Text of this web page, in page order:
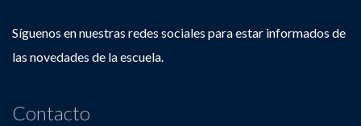
Síguenos en nuestras redes sociales para estar informados de
las novedades de la escuela.
Contacto